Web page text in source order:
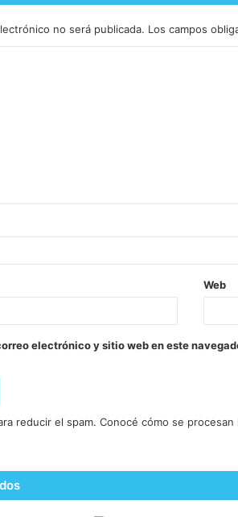
no será publicada. Los campos
Web
electrónico y sitio web en este
reducir el spam. Conocé cómo se